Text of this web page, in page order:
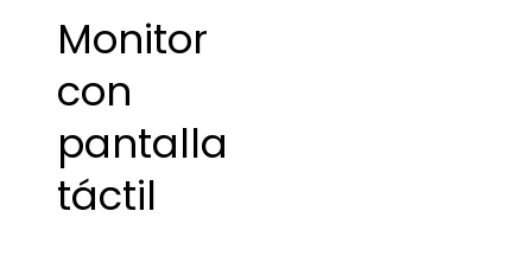
Monitor
con
pantalla
táctil